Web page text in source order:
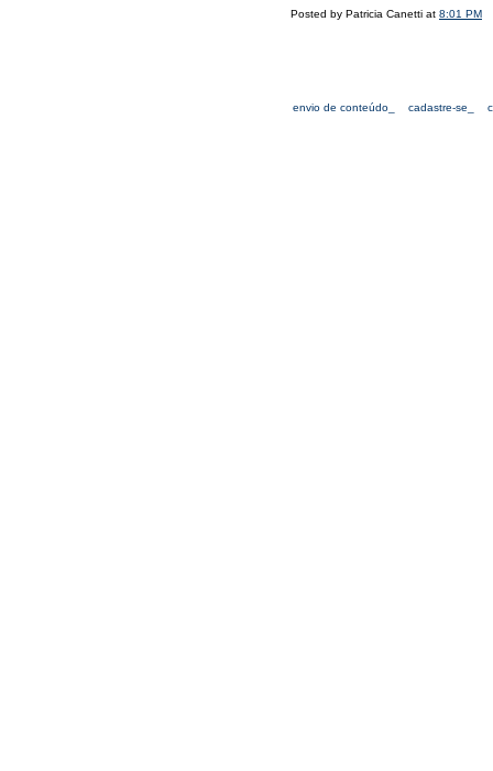
Posted by Patricia Canetti at 8:01 PM
envio de conteúdo_ cadastre-se_